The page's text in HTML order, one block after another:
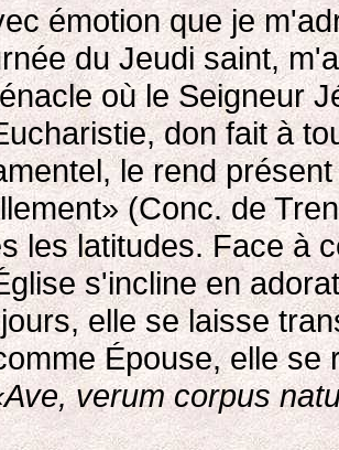
émotion que je
du Jeudi saint,
où le Seigneur
don fait à
le rend
(Conc. de
les latitudes. Face à
s'incline en
elle se laisse
Épouse, elle se
verum corpus